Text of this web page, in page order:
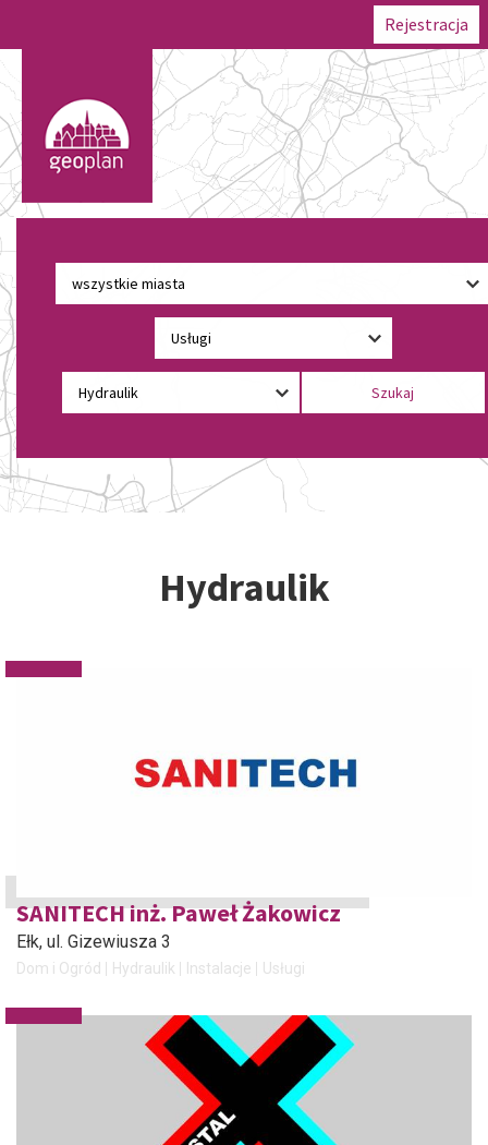
Rejestracja
Hydraulik
SANITECH inż. Paweł Żakowicz
Ełk, ul. Gizewiusza 3
Dom i Ogród Hydraulik Instalacje Usługi